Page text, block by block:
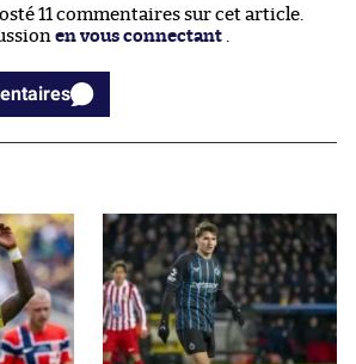
11 commentaires sur cet article.
en vous connectant